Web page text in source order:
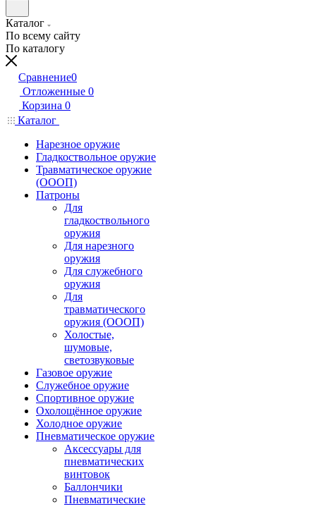
Каталог
По всему сайту
По каталогу
Сравнение0
Отложенные 0
Корзина 0
Каталог
Нарезное оружие
Гладкоствольное оружие
Травматическое оружие
(ОООП)
Патроны
Для
гладкоствольного
оружия
Для нарезного
оружия
Для служебного
оружия
Для
травматического
оружия (ОООП)
Холостые,
шумовые,
светозвуковые
Газовое оружие
Служебное оружие
Спортивное оружие
Охолощённое оружие
Холодное оружие
Пневматическое оружие
Аксессуары для
пневматических
винтовок
Баллончики
Пневматические